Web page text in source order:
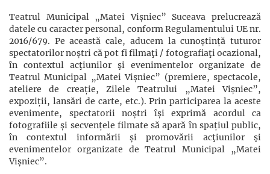
Teatrul Municipal „Matei Vișniec” Suceava prelucrează
datele cu caracter personal, conform Regulamentului UE nr.
2016/679. Pe această cale, aducem la cunoștință tuturor
spectatorilor noștri că pot fi filmaţi / fotografiaţi ocazional,
în contextul acţiunilor şi evenimentelor organizate de
Teatrul Municipal „Matei Vișniec” (premiere, spectacole,
ateliere de creație, Zilele Teatrului „Matei Vișniec”,
expoziții, lansări de carte, etc.). Prin participarea la aceste
evenimente, spectatorii noștri își exprimă acordul ca
fotografiile și secvențele filmate să apară în spațiul public,
în contextul informării și promovării acţiunilor şi
evenimentelor organizate de Teatrul Municipal „Matei
Vișniec”.